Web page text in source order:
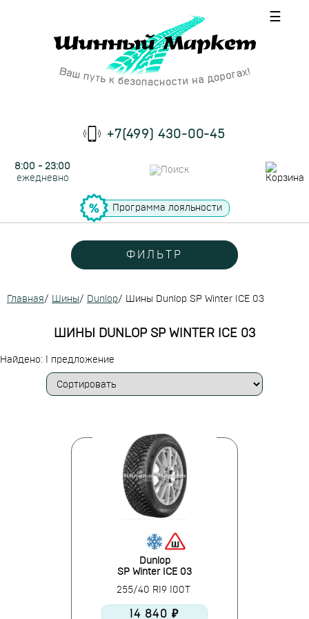
☰
+7(499) 430-00-45
8:00 - 23:00
ежедневно
Программа лояльности
ФИЛЬТР
Главная/ Шины/ Dunlop/ Шины Dunlop SP Winter ICE 03
ШИНЫ DUNLOP SP WINTER ICE 03
Найдено: 1 предложение
Dunlop
SP Winter ICE 03
255/40 R19 100T
14 840 ₽